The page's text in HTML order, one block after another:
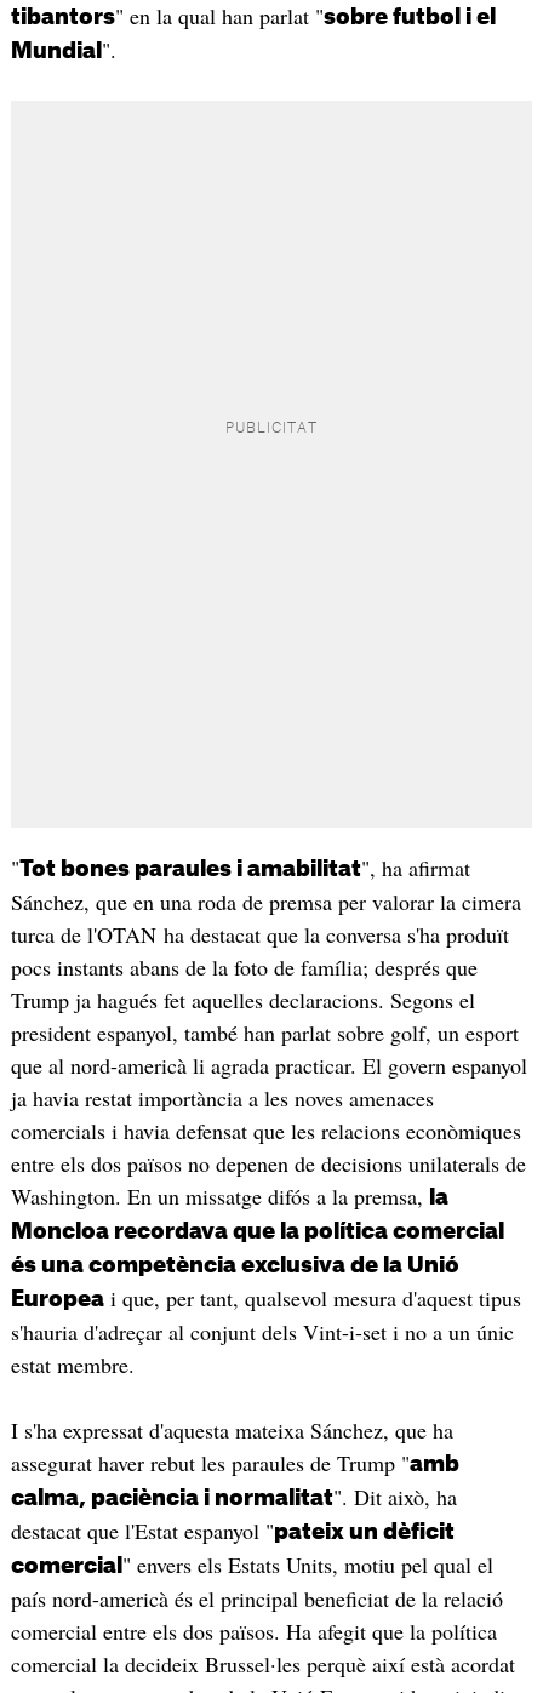
tibantors" en la qual han parlat "sobre futbol i el
Mundial ".
"Tot bones paraules i amabilitat", ha afirmat
Sánchez, que en una roda de premsa per valorar la cimera
turca de l'OTAN ha destacat que la conversa s'ha produït
pocs instants abans de la foto de família; després que
Trump ja hagués fet aquelles declaracions. Segons el
president espanyol, també han parlat sobre golf, un esport
que al nord-americà li agrada practicar. El govern espanyol
ja havia restat importància a les noves amenaces
comercials i havia defensat que les relacions econòmiques
entre els dos països no depenen de decisions unilaterals de
Washington. En un missatge difós a la premsa,
la
Moncloa recordava que la política comercial
és una competència exclusiva de la Unió
Europeai que, per tant, qualsevol mesura d'aquest tipus
s'hauria d'adreçar al conjunt dels Vint-i-set i no a un únic
estat membre.
I s'ha expressat d'aquesta mateixa Sánchez, que ha
assegurat haver rebut les paraules de Trump "amb
calma, paciència i normalitat". Dit això, ha
destacat que l'Estat espanyol "pateix un dèficit
comercial " envers els Estats Units, motiu pel qual el
país nord-americà és el principal beneficiat de la relació
comercial entre els dos països. Ha afegit que la política
comercial la decideix Brussel·les perquè així està acordat